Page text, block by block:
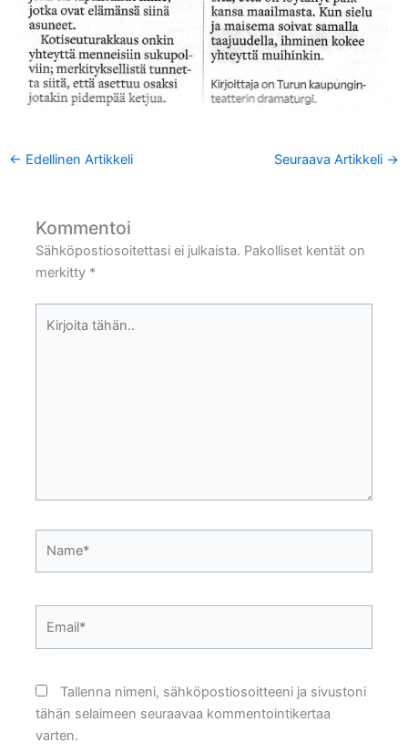
← Edellinen Artikkeli Seuraava Artikkeli →
Kommentoi
Sähköpostiosoitettasi ei julkaista. Pakolliset kentät on
merkitty *
tähän..
Tallenna nimeni, sähköpostiosoitteeni ja sivustoni
tähän selaimeen seuraavaa kommentointikertaa
varten.